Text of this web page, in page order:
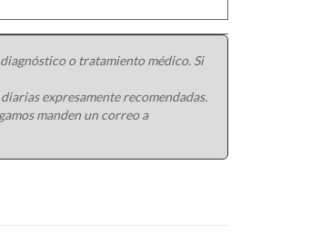
a la epidermis de la cara y
para evitar estrías en el
extraordinario nutrimento a la
o tratamiento médico. Si
expresamente recomendadas.
manden un correo a